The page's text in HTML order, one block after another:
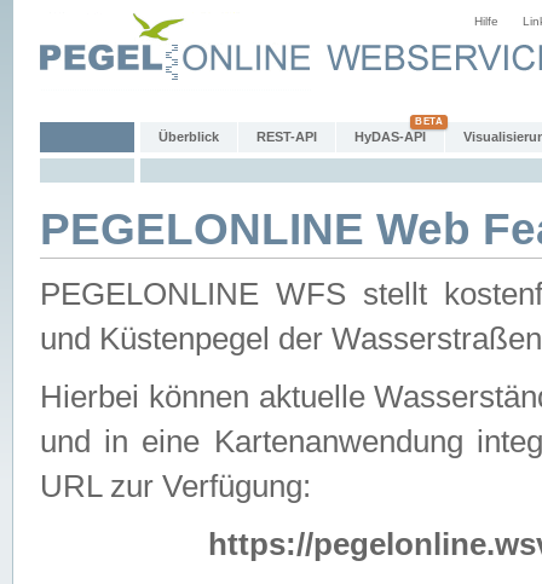
Hilfe
Überblick REST-API HyDAS-API
PEGELONLINE Web
PEGELONLINE WFS stellt
und Küstenpegel der
Hierbei können aktuelle
und in eine Kartenanwendung
URL zur Verfügung:
https://